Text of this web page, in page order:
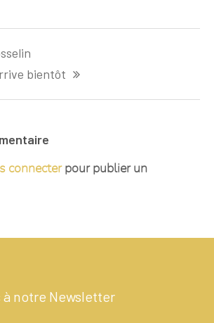
bientôt
connecterpour publier un
notre Newsletter